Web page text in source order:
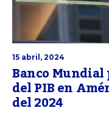
15 abril, 2024
Banco
del PIB en
del 2024